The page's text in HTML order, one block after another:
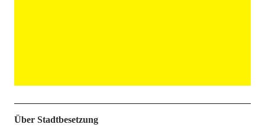
Über Stadtbesetzung